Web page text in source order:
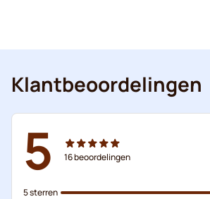
Klantbeoordelingen
5 16beoordelingen
5 sterren